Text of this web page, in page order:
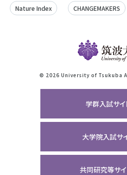
Nature Index CHANGEMAKERS
© 2026 University of Tsukuba
学群入試サイ
大学院入試サ
共同研究等サイ